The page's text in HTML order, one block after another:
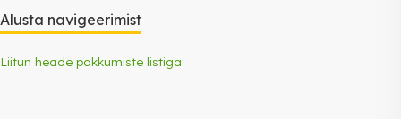
Alusta navigeerimist
Liitun heade pakkumiste listiga